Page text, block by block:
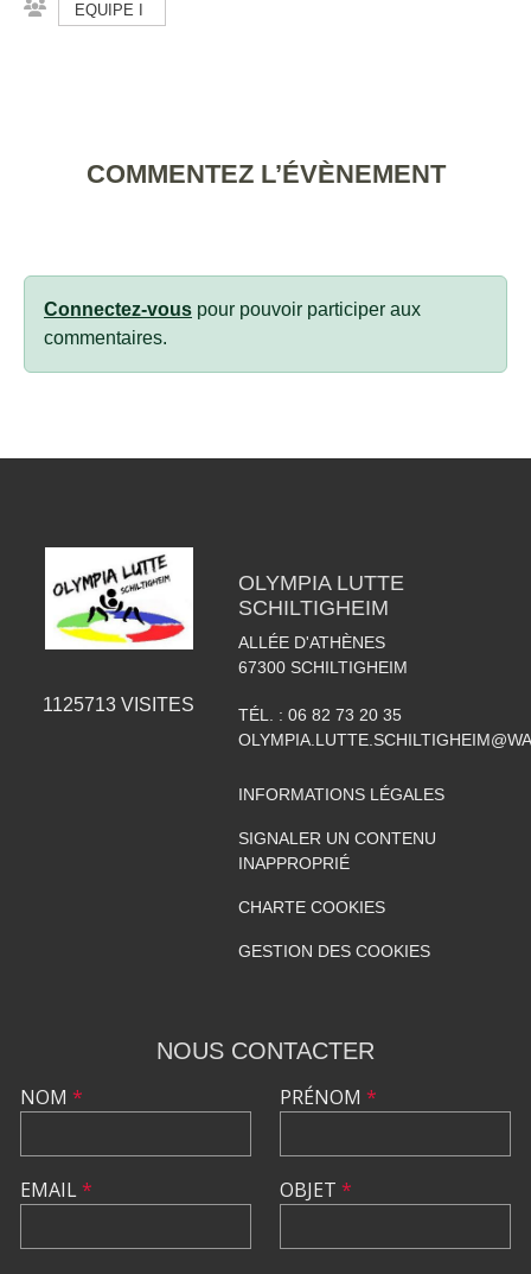
EQUIPE I
COMMENTEZ L’ÉVÈNEMENT
Connectez-vous pour pouvoir participer aux
commentaires.
1125713 VISITES
OLYMPIA LUTTE
SCHILTIGHEIM
ALLÉE D'ATHÈNES
67300 SCHILTIGHEIM
TÉL. : 06 82 73 20 35
INFORMATIONS LÉGALES
SIGNALER UN CONTENU
INAPPROPRIÉ
CHARTE COOKIES
GESTION DES COOKIES
NOUS CONTACTER
NOM *
EMAIL*
PRÉNOM *
OBJET *